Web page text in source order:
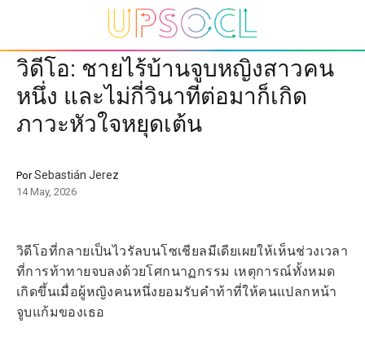
วิดีโอ: ชายไร้บ้านจูบหญิงสาวคน
หนึ่ง และไม่กี่วินาทีต่อมาก็เกิด
ภาวะหัวใจหยุดเต้น
PorSebastián Jerez
14 May, 2026
วิดีโอที่กลายเป็นไวรัลบนโซเชียลมีเดียเผยให้เห็นช่วงเวลา
ที่การท้าทายจบลงด้วยโศกนาฏกรรม เหตุการณ์ทั้งหมด
เกิดขึ้นเมื่อผู้หญิงคนหนึ่งยอมรับคำท้าที่ให้คนแปลกหน้า
จูบแก้มของเธอ